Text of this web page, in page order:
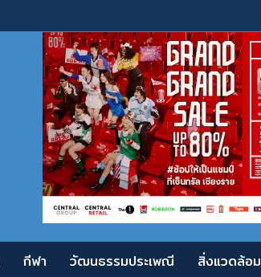
กีฬา วัฒนธรรมประเพณี สิ่งแวดล้อม